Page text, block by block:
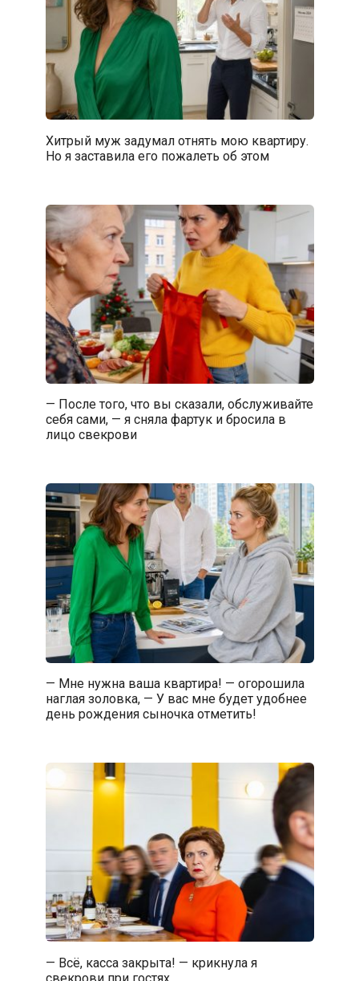
Хитрый муж задумал отнять мою квартиру.
Но я заставила его пожалеть об этом
— После того, что вы сказали, обслуживайте
себя сами, — я сняла фартук и бросила в
лицо свекрови
— Мне нужна ваша квартира! — огорошила
наглая золовка, — У вас мне будет удобнее
день рождения сыночка отметить!
— Всё, касса закрыта! — крикнула я
свекрови при гостях